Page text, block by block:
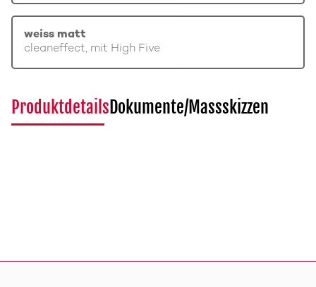
weiss matt
cleaneffect, mit High Five
ProduktdetailsDokumente/Massskizzen